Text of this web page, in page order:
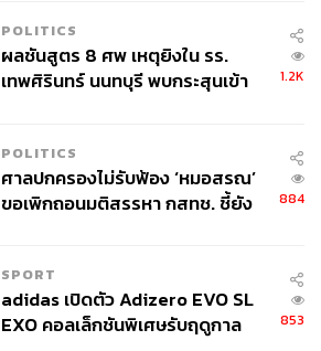
Matter Makers
POLITICS
ผลชันสูตร 8 ศพ เหตุยิงใน รร.
เทพศิรินทร์ นนทบุรี พบกระสุนเข้า
1.2K
POLITICS
ศาลปกครองไม่รับฟ้อง ‘หมอสรณ’
ขอเพิกถอนมติสรรหา กสทช. ชี้ยัง
884
SPORT
adidas เปิดตัว Adizero EVO SL
EXO คอลเล็กชันพิเศษรับฤดูกาล
853